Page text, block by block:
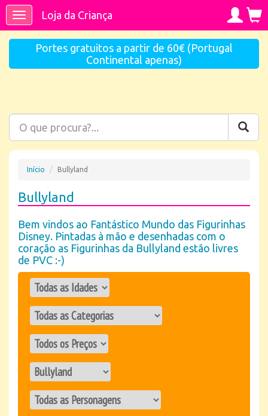
ToggleLoja da Criança
Portes gratuitos a partir de 60€ (Portugal
Continental apenas)
Início Bullyland
Bullyland
Bem vindos ao Fantástico Mundo das Figurinhas
Disney. Pintadas à mão e desenhadas com o
coração as Figurinhas da Bullyland estão livres
de PVC :-)